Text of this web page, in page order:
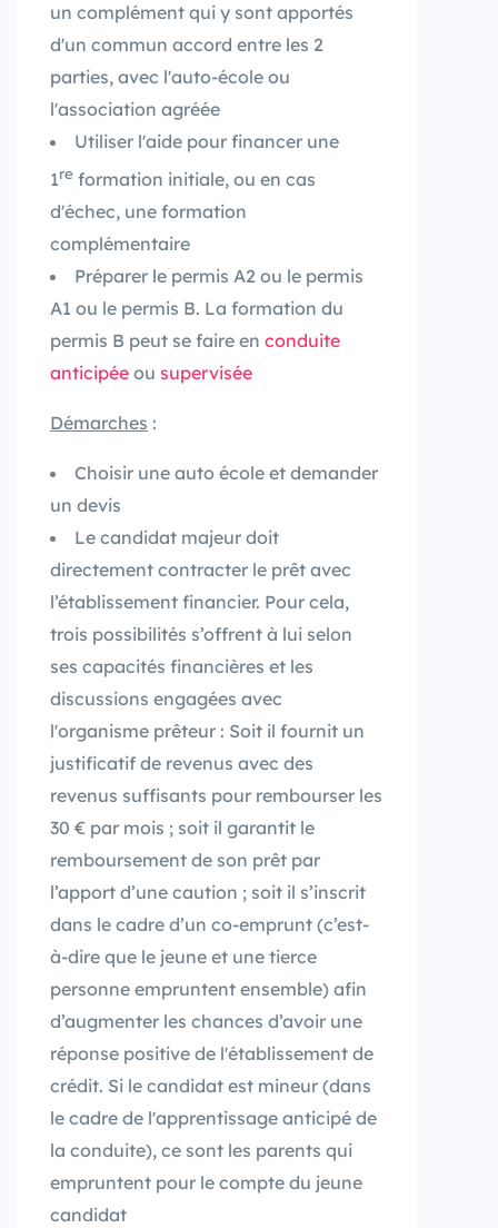
un complément qui y sont apportés
d'un commun accord entre les 2
parties, avec l'auto-école ou
l'association agréée
Utiliser l'aide pour financer une
1re formation initiale, ou en cas
d'échec, une formation
complémentaire
Préparer le permis A2 ou le permis
A1 ou le permis B. La formation du
permis B peut se faire en conduite
anticipée ou supervisée
Démarches :
Choisir une auto école et demander
un devis
Le candidat majeur doit
directement contracter le prêt avec
l’établissement financier. Pour cela,
trois possibilités s’offrent à lui selon
ses capacités financières et les
discussions engagées avec
l'organisme prêteur : Soit il fournit un
justificatif de revenus avec des
revenus suffisants pour rembourser les
30 € par mois ; soit il garantit le
remboursement de son prêt par
l’apport d’une caution ; soit il s’inscrit
dans le cadre d’un co-emprunt (c’est-
à-dire que le jeune et une tierce
personne empruntent ensemble) afin
d’augmenter les chances d’avoir une
réponse positive de l'établissement de
crédit. Si le candidat est mineur (dans
le cadre de l'apprentissage anticipé de
la conduite), ce sont les parents qui
empruntent pour le compte du jeune
candidat